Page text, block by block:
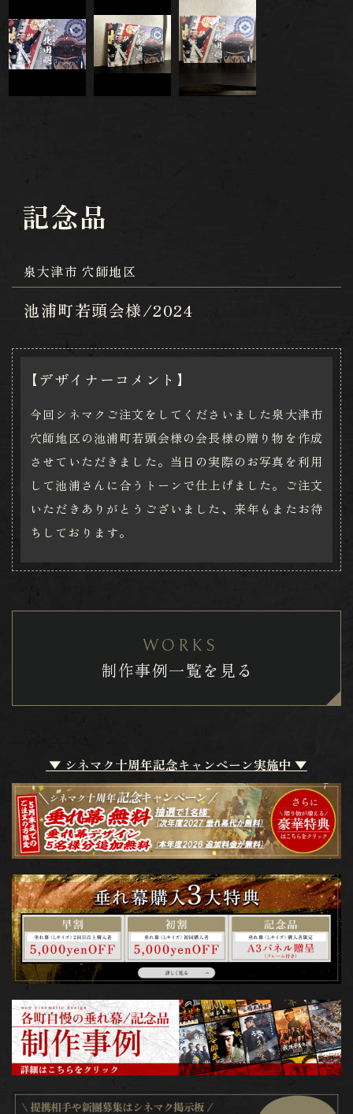
記念品
泉大津市 穴師地区
池浦町若頭会様/2024
【デザイナーコメント】
今回シネマクご注文をしてくださいました泉大津市
穴師地区の池浦町若頭会様の会長様の贈り物を作成
させていただきました。当日の実際のお写真を利用
して池浦さんに合うトーンで仕上げました。ご注文
いただきありがとうございました、来年もまたお待
ちしております。
WORKS
制作事例一覧を見る
▼ シネマク十周年記念キャンペーン実施中 ▼